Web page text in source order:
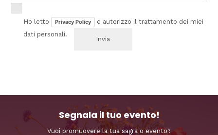
Ho letto Privacy Policy
e autorizzo il trattamento dei miei
dati personali.
Segnala il tuo evento!
Vuoi promuovere la tua sagra o evento?